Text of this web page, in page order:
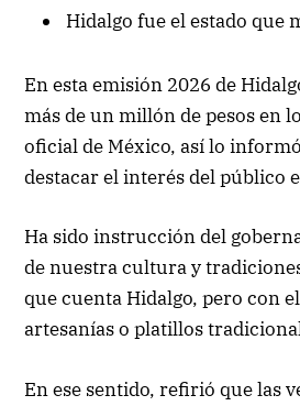
Hidalgo fue el estado que
En esta emisión 2026 de
más de un millón de pesos en
oficial de México, así lo
destacar el interés del público
Ha sido instrucción del
de nuestra cultura y
que cuenta Hidalgo, pero con
artesanías o platillos
En ese sentido, refirió que las